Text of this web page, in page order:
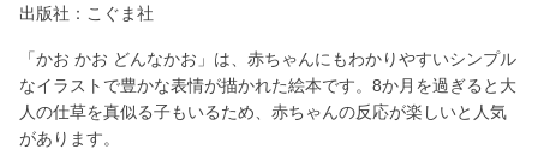
出版社：こぐま社
「かお かお どんなかお」は、赤ちゃんにもわかりやすいシンプル
なイラストで豊かな表情が描かれた絵本です。8か月を過ぎると大
人の仕草を真似る子もいるため、赤ちゃんの反応が楽しいと人気
があります。